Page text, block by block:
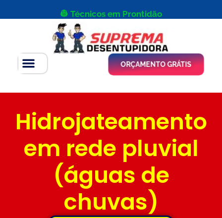
👷 Técnicos em Prontidão
ORÇAMENTO GRÁTIS
Hidrojateamento
em rede pluvial
(águas de
chuvas)